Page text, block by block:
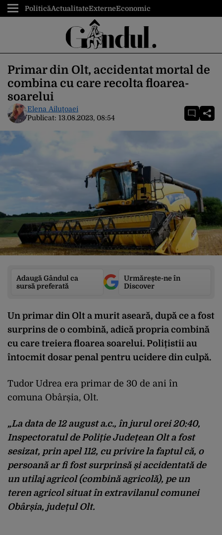
PoliticăActualitateExterneEconomic
Primar din Olt, accidentat mortal de
combina cu care recolta floarea-
soarelui
Elena Ailuţoaei
Publicat: 13.08.2023, 08:54
Adaugă Gândul ca
sursă preferată
Urmărește-ne în
Discover
Un primar din Olt a murit aseară, după ce a fost
surprins de o combină, adică propria combină
cu care treiera floarea soarelui. Polițistii au
întocmit dosar penal pentru ucidere din culpă.
Tudor Udrea era primar de 30 de ani în
comuna Obârșia, Olt.
„La data de 12 august a.c., în jurul orei 20:40,
Inspectoratul de Poliție Județean Olt a fost
sesizat, prin apel 112, cu privire la faptul că, o
persoană ar fi fost surprinsă și accidentată de
un utilaj agricol (combină agricolă), pe un
teren agricol situat în extravilanul comunei
Obârșia, județul Olt.